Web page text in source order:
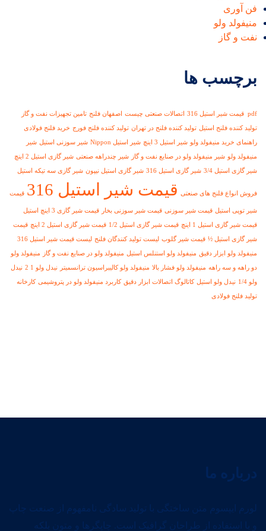
فن آوری
منیفولد ولو
نفت و گاز
برچسب ها
pdf قیمت شیر استیل 316 اتصالات صنعتی چیست اصفهان فلنج تامین تجهیزات نفت و گاز
تولید کننده فلنج استیل تولید کننده فلنج در تهران تولید کننده فلنج فورج خرید فلنج فولادی
راهنمای خرید منیفولد ولو شیر استیل 3 اینچ شیر استیل Nippon شیر سوزنی استیل شیر
منیفولد ولو شیر منیفولد ولو در صنایع نفت و گاز شیر چندراهه صنعتی شیر گازی استیل 2 اینچ
شیر گازی استیل 3/4 شیر گازی استیل 316 شیر گازی استیل نیپون شیر گازی سه تیکه استیل
فروش انواع فلنج های صنعتی قیمت شیر استیل 316 قیمت
شیر توپی استیل قیمت شیر سوزنی قیمت شیر سوزنی بخار قیمت شیر گازی 3 اینچ استیل
قیمت شیر گازی استیل 1 اینچ قیمت شیر گازی استیل 1/2 قیمت شیر گازی استیل 2 اینچ قیمت
شیر گازی استیل ½ قیمت شیر گلوب لیست تولید کنندگان فلنج لیست قیمت شیر استیل 316
منیفولد ولو ابزار دقیق منیفولد ولو استنلس استیل منیفولد ولو در صنایع نفت و گاز منیفولد ولو
دو راهه و سه راهه منیفولد ولو فشار بالا منیفولد ولو کالیبراسیون ترانسمیتر نیدل ولو 1 2 نیدل
ولو 1/4 نیدل ولو استیل کاتالوگ اتصالات ابزار دقیق کاربرد منیفولد ولو در پتروشیمی کارخانه
تولید فلنج فولادی
درباره ما
لورم ایپسوم متن ساختگی با تولید سادگی نامفهوم از صنعت چاپ
و با استفاده از طراحان گرافیک است. چاپگرها و متون بلکه